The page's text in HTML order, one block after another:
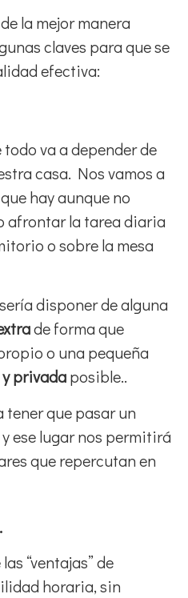
la mejor manera
claves para que se
efectiva:
va a depender de
casa. Nos vamos a
hay aunque no
afrontar la tarea diaria
o sobre la mesa
disponer de alguna
de forma que
o una pequeña
privadaposible..
tener que pasar un
ese lugar nos permitirá
que repercutan en
“ventajas” de
horaria, sin